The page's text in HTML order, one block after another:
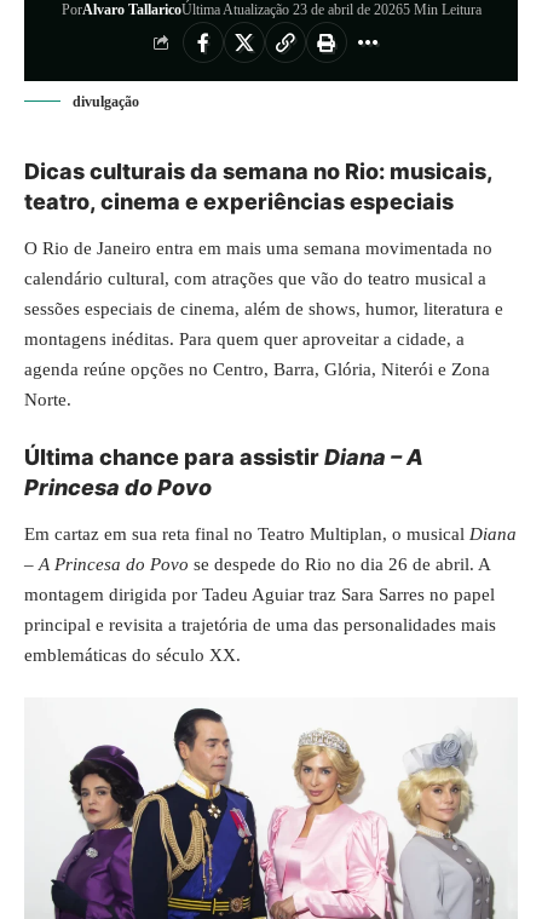
PorAlvaro TallaricoÚltima Atualização 23 de abril de 20265 Min Leitura
divulgação
Dicas culturais da semana no Rio: musicais,
teatro, cinema e experiências especiais
O Rio de Janeiro entra em mais uma semana movimentada no
calendário cultural, com atrações que vão do teatro musical a
sessões especiais de cinema, além de shows, humor, literatura e
montagens inéditas. Para quem quer aproveitar a cidade, a
agenda reúne opções no Centro, Barra, Glória, Niterói e Zona
Norte.
Última chance para assistirDiana – A
Princesa do Povo
Em cartaz em sua reta final no Teatro Multiplan, o musical Diana
– A Princesa do Povo se despede do Rio no dia 26 de abril. A
montagem dirigida por Tadeu Aguiar traz Sara Sarres no papel
principal e revisita a trajetória de uma das personalidades mais
emblemáticas do século XX.